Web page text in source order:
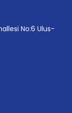
No:6 Ulus-